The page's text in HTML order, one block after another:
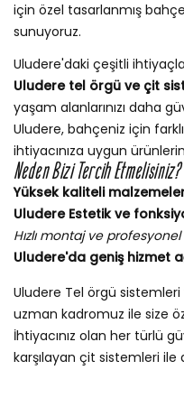
için özel tasarlanmış
sunuyoruz.
Uludere'daki çeşitli
Uludere tel örgü ve çit
yaşam alanlarınızı daha
Uludere, bahçeniz için
ihtiyacınıza uygun
Neden Bizi Tercih Etmelisiniz?
Yüksek kaliteli
Uludere Estetik ve
Hızlı montaj ve
Uludere'da geniş hizmet
Uludere Tel örgü sistemleri
uzman kadromuz ile size
İhtiyacınız olan her türlü
karşılayan çit sistemleri ile